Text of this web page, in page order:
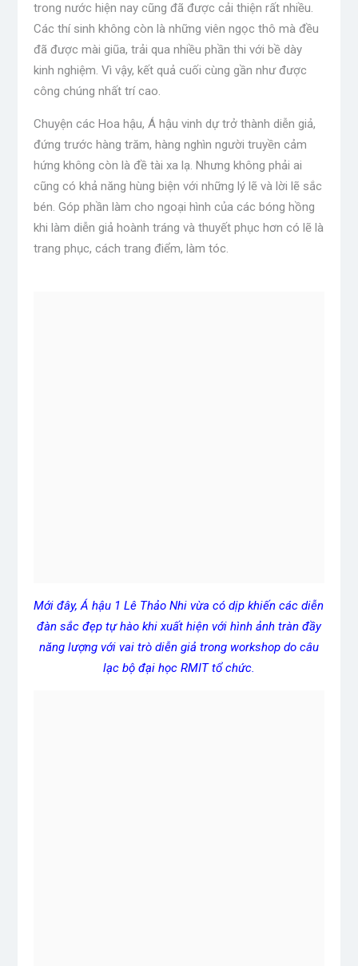
trong nước hiện nay cũng đã được cải thiện rất nhiều.
Các thí sinh không còn là những viên ngọc thô mà đều
đã được mài giũa, trải qua nhiều phần thi với bề dày
kinh nghiệm. Vì vậy, kết quả cuối cùng gần như được
công chúng nhất trí cao.
Chuyện các Hoa hậu, Á hậu vinh dự trở thành diễn giả,
đứng trước hàng trăm, hàng nghìn người truyền cảm
hứng không còn là đề tài xa lạ. Nhưng không phải ai
cũng có khả năng hùng biện với những lý lẽ và lời lẽ sắc
bén. Góp phần làm cho ngoại hình của các bóng hồng
khi làm diễn giả hoành tráng và thuyết phục hơn có lẽ là
trang phục, cách trang điểm, làm tóc.
Mới đây, Á hậu 1 Lê Thảo Nhi vừa có dịp khiến các diễn
đàn sắc đẹp tự hào khi xuất hiện với hình ảnh tràn đầy
năng lượng với vai trò diễn giả trong workshop do câu
lạc bộ đại học RMIT tổ chức.